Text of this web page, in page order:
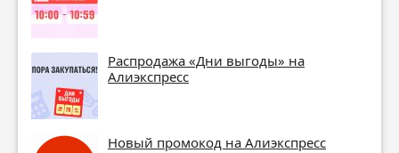
Распродажа «Дни выгоды» на
Алиэкспресс
Новый промокод на Алиэкспресс